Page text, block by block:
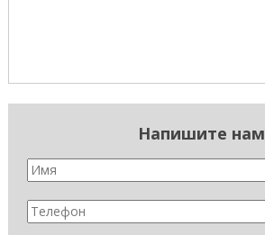
Напишите нам